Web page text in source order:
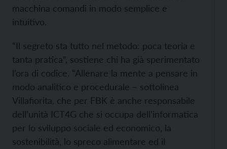
macchina comandi in modo semplice e
intuitivo.
“Il segreto sta tutto nel metodo: poca teoria e
tanta pratica”, sostiene chi ha già sperimentato
l’ora di codice. “Allenare la mente a pensare in
modo analitico e procedurale – sottolinea
Villafiorita, che per FBK è anche responsabile
dell’unità ICT4G che si occupa dell’informatica
per lo sviluppo sociale ed economico, la
sostenibilità, lo spreco alimentare ed il